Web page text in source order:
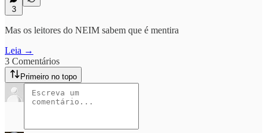
3
Mas os leitores do NEIM sabem que é mentira
Leia →
3 Comentários
Primeiro no topo